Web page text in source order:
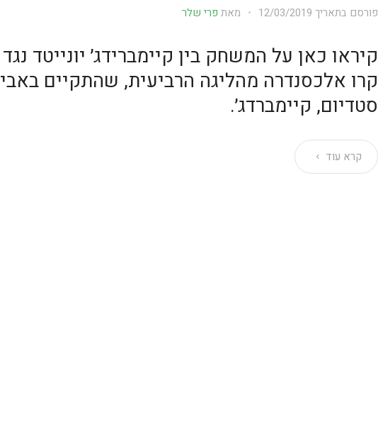
פורסם בתאריך 12/03/2019 מאת פרי שלר
קיראו כאן על המשחק בין קיימברידג׳ יונייטד נגד
קרו אלכסנדרה מהליגה הרביעית, שהתקיים באבי
סטדיום, קיימברדג׳.
קרא עוד